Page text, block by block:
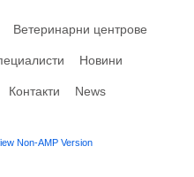
Ветеринарни центрове
Новини
Контакти News
Non-AMP Version